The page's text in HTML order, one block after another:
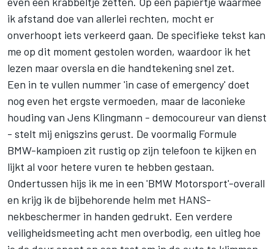
ik afstand doe van allerlei rechten, mocht er
onverhoopt iets verkeerd gaan. De specifieke tekst kan
me op dit moment gestolen worden, waardoor ik het
lezen maar oversla en die handtekening snel zet.
Een in te vullen nummer 'in case of emergency' doet
nog even het ergste vermoeden, maar de laconieke
houding van Jens Klingmann - democoureur van dienst
- stelt mij enigszins gerust. De voormalig Formule
BMW-kampioen zit rustig op zijn telefoon te kijken en
lijkt al voor hetere vuren te hebben gestaan.
Ondertussen hijs ik me in een 'BMW Motorsport'-overall
en krijg ik de bijbehorende helm met HANS-
nekbeschermer in handen gedrukt. Een verdere
veiligheidsmeeting acht men overbodig, een uitleg hoe